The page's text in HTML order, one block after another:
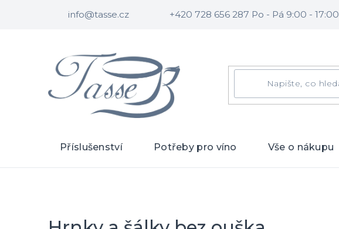
+420 728 656 287 Po - Pá 9:00 - 17:00
info@tasse.cz
Příslušenství Potřeby pro víno Vše o nákupu
Domů Příslušenství Hrnky a šálky Bez ouška